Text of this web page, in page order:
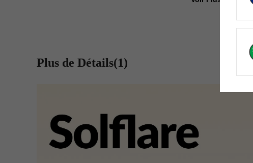
Plus de Détails(1)